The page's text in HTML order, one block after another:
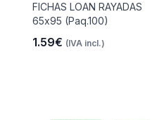
FICHAS LOAN RAYADAS
65x95 (Paq.100)
1.59€ (IVA incl.)